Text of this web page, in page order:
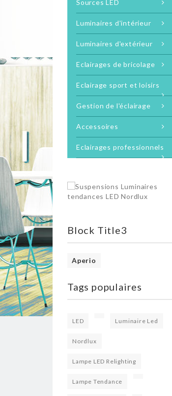
Sources LED
Luminaires d'intérieur
Luminaires d'extérieur
Eclairages de bricolage
Eclairage sport et loisirs
Gestion de l'éclairage
Accessoires
Eclairages professionnels
Block Title3
Aperio
Tags populaires
LED Luminaire Led
Nordlux
Lampe LED Relighting
Lampe Tendance